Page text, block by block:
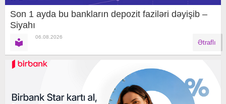
Son 1 ayda bu bankların depozit faziləri dəyişib –
Siyahı
06.08.2026
Ətraflı